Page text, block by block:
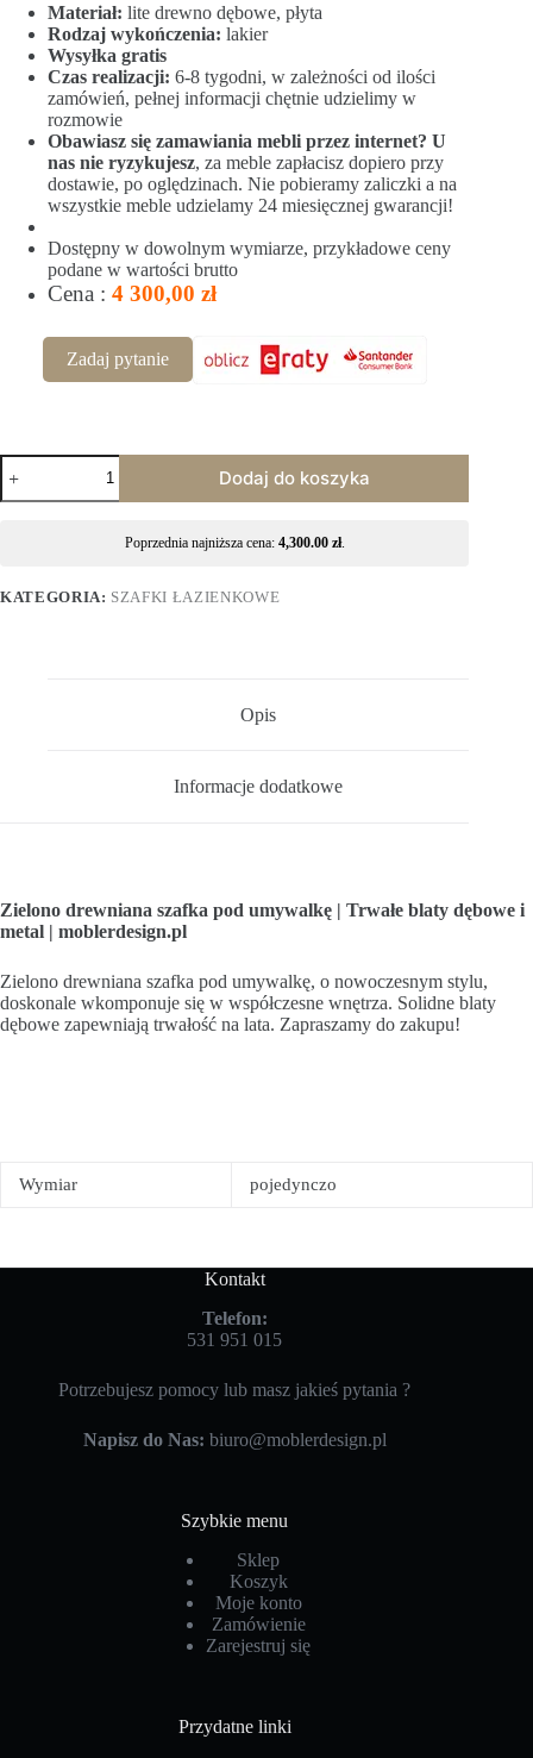
Materiał: lite drewno dębowe, płyta
Rodzaj wykończenia: lakier
Wysyłka gratis
Czas realizacji: 6-8 tygodni, w zależności od ilości
zamówień, pełnej informacji chętnie udzielimy w
rozmowie
Obawiasz się zamawiania mebli przez internet? U
nas nie ryzykujesz, za meble zapłacisz dopiero przy
dostawie, po oględzinach. Nie pobieramy zaliczki a na
wszystkie meble udzielamy 24 miesięcznej gwarancji!
Dostępny w dowolnym wymiarze, przykładowe ceny
podane w wartości brutto
Cena : 4 300,00 zł
Zadaj pytanie
Dodaj do koszyka
Poprzednia najniższa cena: 4,300.00 zł.
KATEGORIA: SZAFKI ŁAZIENKOWE
Opis
Informacje dodatkowe
Zielono drewniana szafka pod umywalkę | Trwałe blaty dębowe i
metal | moblerdesign.pl
Zielono drewniana szafka pod umywalkę, o nowoczesnym stylu,
doskonale wkomponuje się w współczesne wnętrza. Solidne blaty
dębowe zapewniają trwałość na lata. Zapraszamy do zakupu!
Wymiar pojedynczo
Kontakt
Telefon:
531 951 015
Potrzebujesz pomocy lub masz jakieś pytania ?
Napisz do Nas: biuro@moblerdesign.pl
Szybkie menu
Sklep
Koszyk
Moje konto
Zamówienie
Zarejestruj się
Przydatne linki